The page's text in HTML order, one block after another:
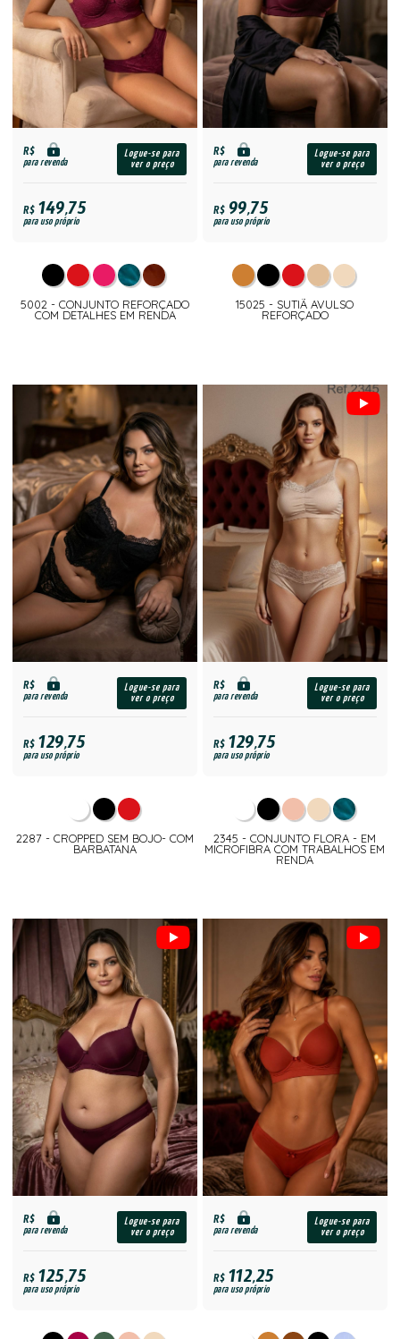
R$
para revenda
Logue-se para
ver o preço
R$149,75
para uso próprio
5002 - CONJUNTO REFORÇADO
COM DETALHES EM RENDA
R$
para revenda
Logue-se para
ver o preço
R$99,75
para uso próprio
15025 - SUTIÃ AVULSO
REFORÇADO
R$
para revenda
Logue-se para
ver o preço
R$129,75
para uso próprio
2287 - CROPPED SEM BOJO- COM
BARBATANA
R$
para revenda
Logue-se para
ver o preço
R$129,75
para uso próprio
2345 - CONJUNTO FLORA - EM
MICROFIBRA COM TRABALHOS EM
RENDA
R$
para revenda
Logue-se para
ver o preço
R$125,75
para uso próprio
R$
para revenda
Logue-se para
ver o preço
R$112,25
para uso próprio